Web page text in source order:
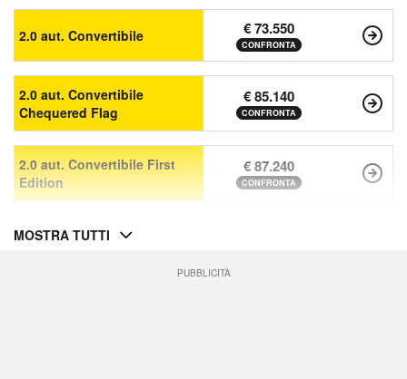
2.0 aut. Convertibile € 73.550
CONFRONTA
2.0 aut. Convertibile
Chequered Flag
€ 85.140
CONFRONTA
2.0 aut. Convertibile First
Edition
€ 87.240
CONFRONTA
MOSTRA TUTTI
PUBBLICITÀ